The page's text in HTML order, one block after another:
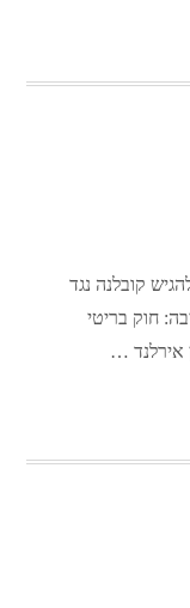
קובלנה נגד
חוק בריטי
אירלנד …